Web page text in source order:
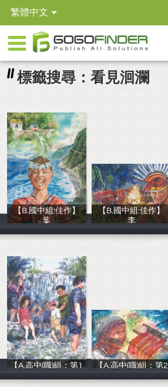
繁體中文
標籤搜尋：看見洄瀾
【B.國中組:佳作】
葉
熱愛生命文教基
【B.國中組:佳作】
李
熱愛生命文教基
【A.高中(職)組：第1
熱愛生命文教基
【A.高中(職)組：第2
熱愛生命文教基